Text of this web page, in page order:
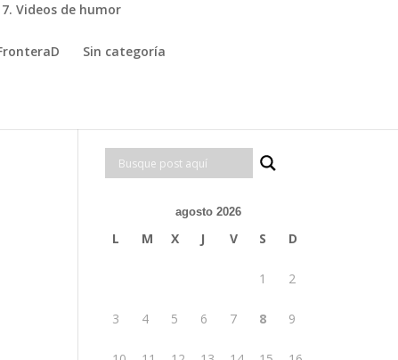
7. Videos de humor
Sin categoría
agosto 2026
L M X J V S D
1 2
3 4 5 6 7 8 9